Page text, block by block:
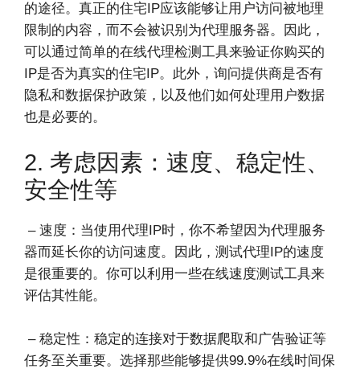
的途径。真正的住宅IP应该能够让用户访问被地理
限制的内容，而不会被识别为代理服务器。因此，
可以通过简单的在线代理检测工具来验证你购买的
IP是否为真实的住宅IP。此外，询问提供商是否有
隐私和数据保护政策，以及他们如何处理用户数据
也是必要的。
2. 考虑因素：速度、稳定性、
安全性等
– 速度：当使用代理IP时，你不希望因为代理服务
器而延长你的访问速度。因此，测试代理IP的速度
是很重要的。你可以利用一些在线速度测试工具来
评估其性能。
– 稳定性：稳定的连接对于数据爬取和广告验证等
任务至关重要。选择那些能够提供99.9%在线时间保